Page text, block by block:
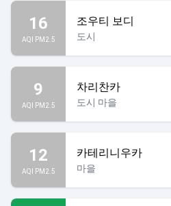
16
AQI PM2.5
조우티 보디
도시
9
AQI PM2.5
차리찬카
도시 마을
12
AQI PM2.5
카테리니우카
마을